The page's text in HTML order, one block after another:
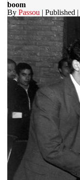
boom
By Passou | Published